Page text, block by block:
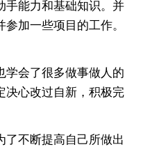
手能力和基础知识。并
加一些项目的工作。
学会了很多做事做人的
决心改过自新，积极完
了不断提高自己所做出